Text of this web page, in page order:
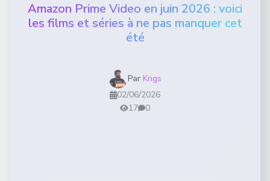
Amazon Prime Video en juin 2026 : voici
les films et séries à ne pas manquer cet
été
Par Krigs
02/06/2026
17
0